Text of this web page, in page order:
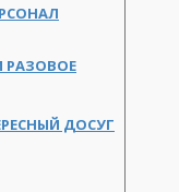
РАЗОВОЕ
ДОСУГ